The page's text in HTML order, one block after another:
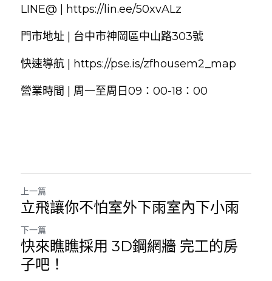
LINE@ | https://lin.ee/50xvALz
門市地址 | 台中市神岡區中山路303號
快速導航 | https://pse.is/zfhousem2_map
營業時間 | 周一至周日09：00-18：00
上一篇
立飛讓你不怕室外下雨室內下小雨
下一篇
快來瞧瞧採用 3D鋼網牆 完工的房
子吧！